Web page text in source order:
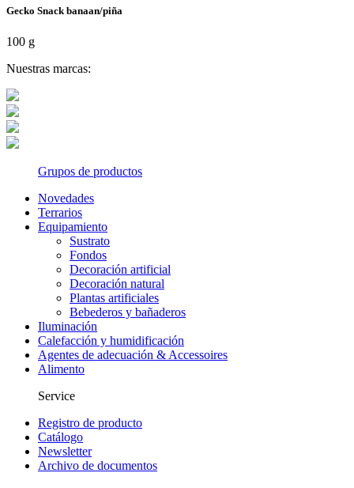
Gecko Snack banaan/piña
100 g
Nuestras marcas:
Grupos de productos
Novedades
Terrarios
Equipamiento
Sustrato
Fondos
Decoración artificial
Decoración natural
Plantas artificiales
Bebederos y bañaderos
Iluminación
Calefacción y humidificación
Agentes de adecuación & Accessoires
Alimento
Service
Registro de producto
Catálogo
Newsletter
Archivo de documentos